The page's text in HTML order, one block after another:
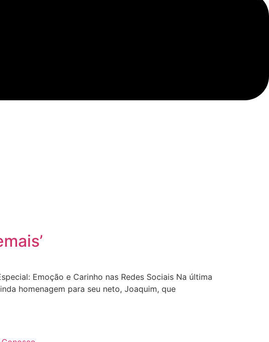
Emoção e Carinho nas Redes Sociais Na última
homenagem para seu neto, Joaquim, que